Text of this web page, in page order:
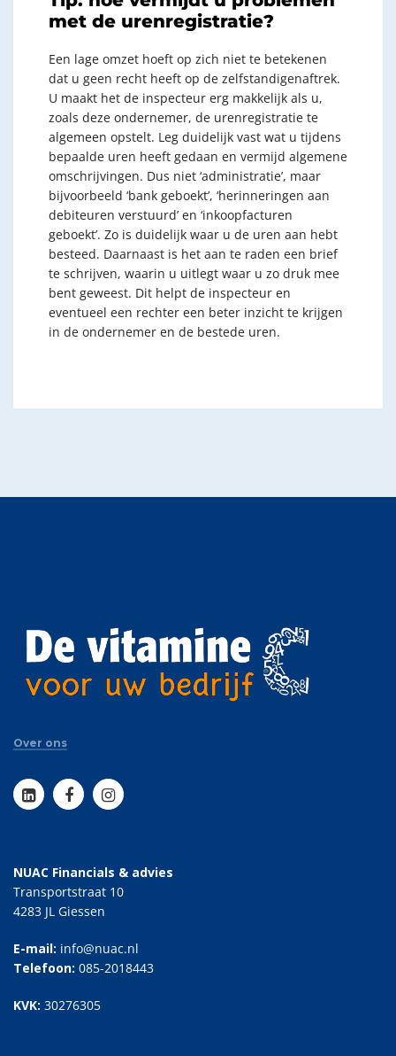
met de urenregistratie?
Een lage omzet hoeft op zich niet te betekenen
dat u geen recht heeft op de zelfstandigenaftrek.
U maakt het de inspecteur erg makkelijk als u,
zoals deze ondernemer, de urenregistratie te
algemeen opstelt. Leg duidelijk vast wat u tijdens
bepaalde uren heeft gedaan en vermijd algemene
omschrijvingen. Dus niet ‘administratie’, maar
bijvoorbeeld ‘bank geboekt’, ‘herinneringen aan
debiteuren verstuurd’ en ‘inkoopfacturen
geboekt’. Zo is duidelijk waar u de uren aan hebt
besteed. Daarnaast is het aan te raden een brief
te schrijven, waarin u uitlegt waar u zo druk mee
bent geweest. Dit helpt de inspecteur en
eventueel een rechter een beter inzicht te krijgen
in de ondernemer en de bestede uren.
Over ons
NUAC Financials & advies
Transportstraat 10
4283 JL Giessen
E-mail: info@nuac.nl
Telefoon: 085-2018443
KVK: 30276305